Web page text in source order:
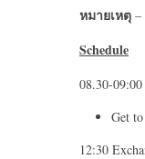
หมายเหตุ
Schedule
08.30-
Get
12:30